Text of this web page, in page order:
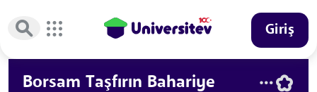
Giriş
Borsam Taşfırın Bahariye